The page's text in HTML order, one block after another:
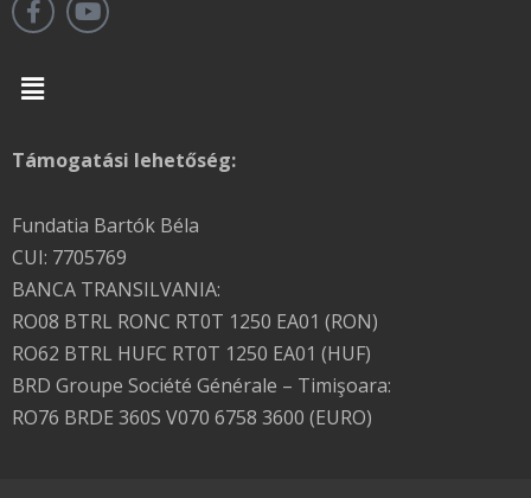
Menu
Támogatási lehetőség:
Fundatia Bartók Béla
CUI: 7705769
BANCA TRANSILVANIA:
RO08 BTRL RONC RT0T 1250 EA01 (RON)
RO62 BTRL HUFC RT0T 1250 EA01 (HUF)
BRD Groupe Société Générale – Timişoara:
RO76 BRDE 360S V070 6758 3600 (EURO)